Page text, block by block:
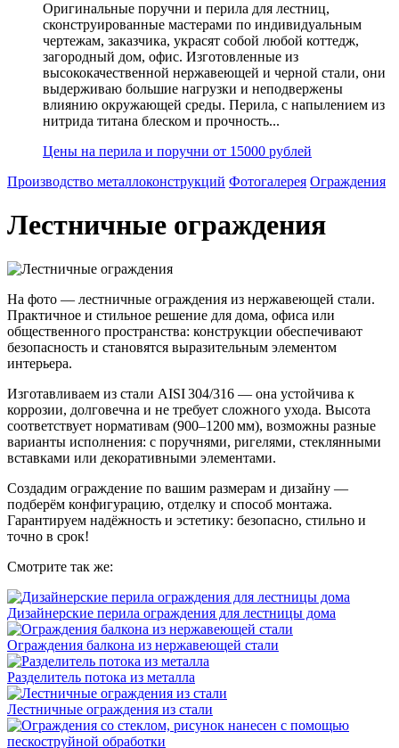
Оригинальные поручни и перила для лестниц,
сконструированные мастерами по индивидуальным
чертежам, заказчика, украсят собой любой коттедж,
загородный дом, офис. Изготовленные из
высококачественной нержавеющей и черной стали, они
выдерживаю большие нагрузки и неподвержены
влиянию окружающей среды. Перила, с напылением из
нитрида титана блеском и прочность...
Цены на перила и поручни от 15000 рублей
Производство металлоконструкций Фотогалерея Ограждения
Лестничные ограждения
На фото — лестничные ограждения из нержавеющей стали.
Практичное и стильное решение для дома, офиса или
общественного пространства: конструкции обеспечивают
безопасность и становятся выразительным элементом
интерьера.
Изготавливаем из стали AISI 304/316 — она устойчива к
коррозии, долговечна и не требует сложного ухода. Высота
соответствует нормативам (900–1200 мм), возможны разные
варианты исполнения: с поручнями, ригелями, стеклянными
вставками или декоративными элементами.
Создадим ограждение по вашим размерам и дизайну —
подберём конфигурацию, отделку и способ монтажа.
Гарантируем надёжность и эстетику: безопасно, стильно и
точно в срок!
Смотрите так же:
Дизайнерские перила ограждения для лестницы дома
Ограждения балкона из нержавеющей стали
Разделитель потока из металла
Лестничные ограждения из стали